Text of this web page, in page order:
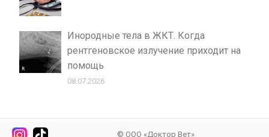
Инородные тела в ЖКТ. Когда
рентгеновское излучение приходит на
помощь
08.07.2026
© ООО «Доктор Вет»